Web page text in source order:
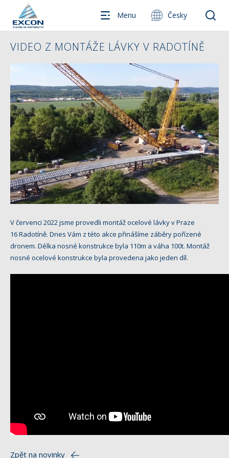
Menu Česky
VIDEO Z MONTÁŽE LÁVKY V RADOTÍNĚ
V červenci 2022 jsme provedli montáž ocelové lávky v Praze
16 Radotíně. Dnes Vám z této akce přinášíme záběry pořízené
dronem. Délka nosné konstrukce byla 110m a váha 100t. Montáž
nosné ocelové konstrukce byla provedena jako jeden díl.
Zpět na novinky